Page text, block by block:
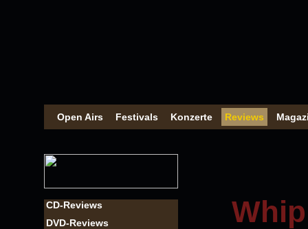
Open Airs Festivals Konzerte Reviews
CD-Reviews
DVD-Reviews